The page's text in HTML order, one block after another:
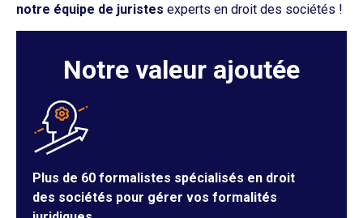
notre équipe de juristes experts en droit des sociétés !
Notre valeur ajoutée
Plus de 60 formalistes spécialisés en droit
des sociétés pour gérer vos formalités